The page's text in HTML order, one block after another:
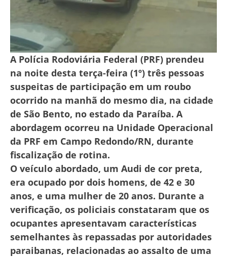
A Polícia Rodoviária Federal (PRF) prendeu
na noite desta terça-feira (1º) três pessoas
suspeitas de participação em um roubo
ocorrido na manhã do mesmo dia, na cidade
de São Bento, no estado da Paraíba. A
abordagem ocorreu na Unidade Operacional
da PRF em Campo Redondo/RN, durante
fiscalização de rotina.
O veículo abordado, um Audi de cor preta,
era ocupado por dois homens, de 42 e 30
anos, e uma mulher de 20 anos. Durante a
verificação, os policiais constataram que os
ocupantes apresentavam características
semelhantes às repassadas por autoridades
paraibanas, relacionadas ao assalto de uma